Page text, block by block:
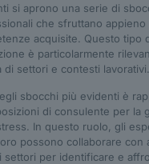
si aprono una serie di
che sfruttano appieno
acquisite. Questo tipo
è particolarmente
di settori e contesti lavorativi.
sbocchi più evidenti è
di consulente per la
In questo ruolo, gli
possono collaborare con
settori per identificare e